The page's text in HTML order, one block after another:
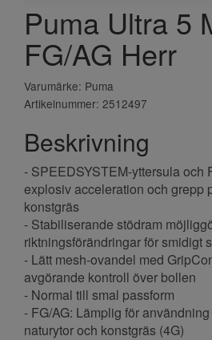
Puma Ultra 5
FG/AG Herr
Varumärke: Puma
Artikelnummer: 2512497
Beskrivning
- SPEEDSYSTEM-yttersula och
explosiv acceleration och grepp
konstgräs
- Stabiliserande stödram
riktningsförändringar för smidigt
- Lätt mesh-ovandel med
avgörande kontroll över bollen
- Normal till smal passform
- FG/AG: Lämplig för
naturytor och konstgräs (4G)